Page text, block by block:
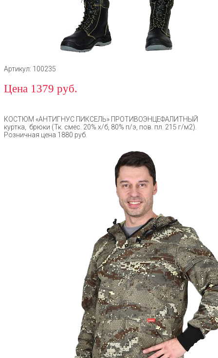
Артикул: 100235
Цена 1379 руб.
КОСТЮМ «АНТИГНУС ПИКСЕЛЬ» ПРОТИВОЭНЦЕФАЛИТНЫЙ
куртка, брюки (Тк. смес. 20% х/б, 80% п/э, пов. пл. 215 г/м2).
Розничная цена 1880 руб.